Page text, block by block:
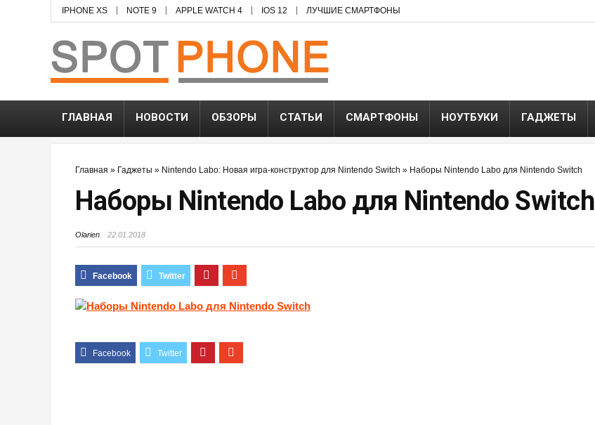
IPHONE XS NOTE 9 APPLE WATCH 4 IOS 12 ЛУЧШИЕ СМАРТФОНЫ
ГЛАВНАЯ НОВОСТИ ОБЗОРЫ СТАТЬИ СМАРТФОНЫ НОУТБУКИ ГАДЖЕТЫ
Главная » Гаджеты » Nintendo Labo: Новая игра-конструктор для Nintendo Switch » Наборы Nintendo Labo для Nintendo Switch
Наборы Nintendo Labo для Nintendo Switch
Olarien 22.01.2018